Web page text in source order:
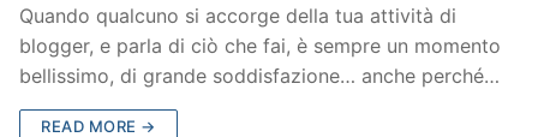
Quando qualcuno si accorge della tua attività di
blogger, e parla di ciò che fai, è sempre un momento
bellissimo, di grande soddisfazione… anche perché…
READ MORE →